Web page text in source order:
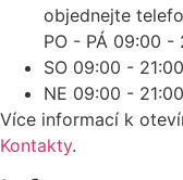
objednejte
PO - PÁ 09:00 -
SO 09:00 - 21:00
NE 09:00 - 21:00
Více informací k
Kontakty.